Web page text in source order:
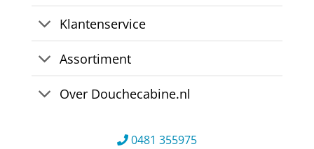
Klantenservice
Assortiment
Over Douchecabine.nl
0481 355975